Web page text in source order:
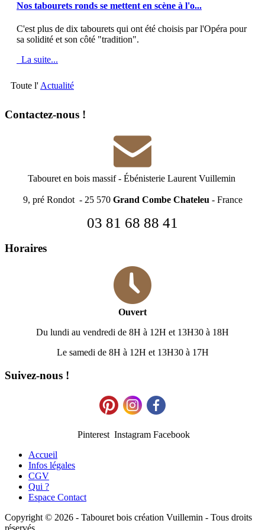
Nos tabourets ronds se mettent en scène à l'o...
C'est plus de dix tabourets qui ont été choisis par l'Opéra pour
sa solidité et son côté "tradition".
La suite...
Toute l' Actualité
Contactez-nous !
Tabouret en bois massif- Ébénisterie Laurent Vuillemin
9, pré Rondot - 25 570 Grand Combe Chateleu - France
03 81 68 88 41
Horaires
Ouvert
Du lundi au vendredi de 8H à 12H et 13H30 à 18H
Le samedi de 8H à 12H et 13H30 à 17H
Suivez-nous !
Pinterest Instagram Facebook
Accueil
Infos légales
CGV
Qui ?
Espace Contact
Copyright © 2026 - Tabouret bois création Vuillemin - Tous droits